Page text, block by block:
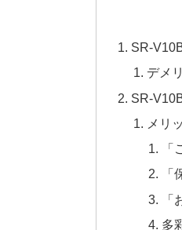
SR-
デメ
SR-
メリ
多